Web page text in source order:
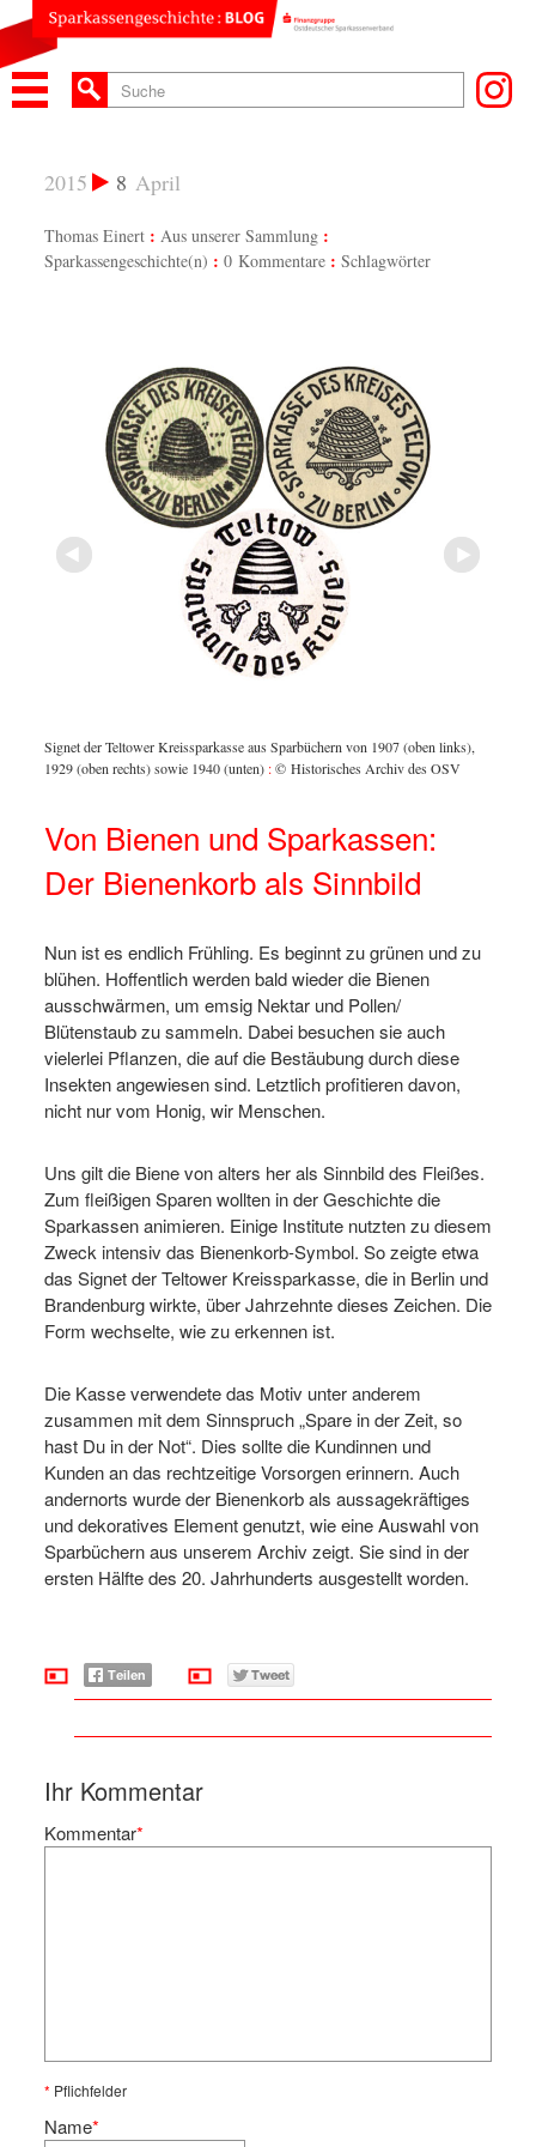
8 April
2015
Thomas Einert
Aus unserer Sammlung
Sparkassengeschichte(n)
0 Kommentare Schlagwörter
Signet der Teltower Kreissparkasse aus Sparbüchern von 1907 (oben links),
1929 (oben rechts) sowie 1940 (unten) :© Historisches Archiv des OSV
Von Bienen und Sparkassen:
Der Bienenkorb als Sinnbild
Nun ist es endlich Frühling. Es beginnt zu grünen und zu
blühen. Hoffentlich werden bald wieder die Bienen
ausschwärmen, um emsig Nektar und Pollen/
Blütenstaub zu sammeln. Dabei besuchen sie auch
vielerlei Pflanzen, die auf die Bestäubung durch diese
Insekten angewiesen sind. Letztlich profitieren davon,
nicht nur vom Honig, wir Menschen.
Uns gilt die Biene von alters her als Sinnbild des Fleißes.
Zum fleißigen Sparen wollten in der Geschichte die
Sparkassen animieren. Einige Institute nutzten zu diesem
Zweck intensiv das Bienenkorb-Symbol. So zeigte etwa
das Signet der Teltower Kreissparkasse, die in Berlin und
Brandenburg wirkte, über Jahrzehnte dieses Zeichen. Die
Form wechselte, wie zu erkennen ist.
Die Kasse verwendete das Motiv unter anderem
zusammen mit dem Sinnspruch „Spare in der Zeit, so
hast Du in der Not“. Dies sollte die Kundinnen und
Kunden an das rechtzeitige Vorsorgen erinnern. Auch
andernorts wurde der Bienenkorb als aussagekräftiges
und dekoratives Element genutzt, wie eine Auswahl von
Sparbüchern aus unserem Archiv zeigt. Sie sind in der
ersten Hälfte des 20. Jahrhunderts ausgestellt worden.
Ihr Kommentar
Kommentar*
* Pflichfelder
Name*